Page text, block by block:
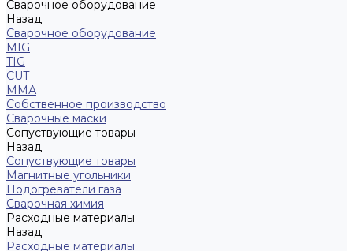
Сварочное оборудование
Назад
Сварочное оборудование
MIG
TIG
CUT
ММА
Собственное производство
Сварочные маски
Сопуствующие товары
Назад
Сопуствующие товары
Магнитные угольники
Подогреватели газа
Сварочная химия
Расходные материалы
Назад
Расходные материалы